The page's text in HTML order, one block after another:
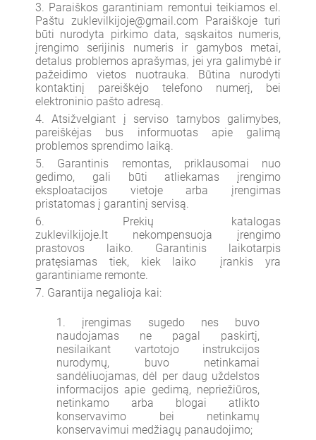
Paraiškos garantiniam remontui teikiamos el.
Paštu zuklevilkijoje@gmail.com Paraiškoje turi
būti nurodyta pirkimo data, sąskaitos numeris,
įrengimo serijinis numeris ir gamybos metai,
detalus problemos aprašymas, jei yra galimybė ir
pažeidimo vietos nuotrauka. Būtina nurodyti
kontaktinį pareiškėjo telefono numerį, bei
elektroninio pašto adresą.
Atsižvelgiant į serviso tarnybos galimybes,
pareiškėjas bus informuotas apie galimą
problemos sprendimo laiką.
Garantinis remontas, priklausomai nuo
gedimo, gali būti atliekamas įrengimo
eksploatacijos vietoje arba įrengimas
pristatomas į garantinį servisą.
Prekių katalogas
zuklevilkijoje.lt nekompensuoja įrengimo
prastovos laiko. Garantinis laikotarpis
pratęsiamas tiek, kiek laiko įrankis yra
garantiniame remonte.
Garantija negalioja kai:
įrengimas sugedo nes buvo
naudojamas ne pagal paskirtį,
nesilaikant vartotojo instrukcijos
nurodymų, buvo netinkamai
sandėliuojamas, dėl per daug uždelstos
informacijos apie gedimą, nepriežiūros,
netinkamo arba blogai atlikto
konservavimo bei netinkamų
konservavimui medžiagų panaudojimo;